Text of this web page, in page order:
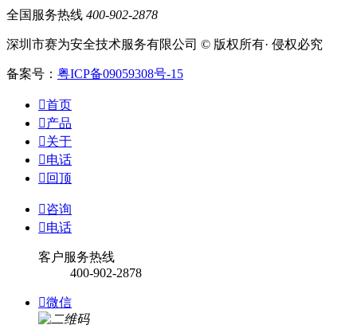
全国服务热线 400-902-2878
深圳市赛为安全技术服务有限公司 © 版权所有· 侵权必究
备案号： 粤ICP备09059308号-15
首页
产品
关于
电话
 回顶
咨询
电话
客户服务热线
400-902-2878
微信